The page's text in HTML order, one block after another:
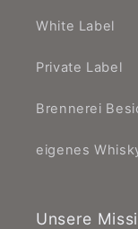
White Label
Private Label
Brennerei
eigenes
Unsere